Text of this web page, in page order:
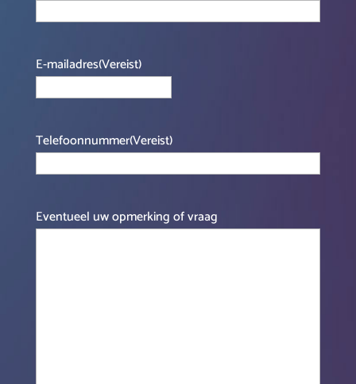
E-mailadres(Vereist)
Telefoonnummer(Vereist)
Eventueel uw opmerking of vraag